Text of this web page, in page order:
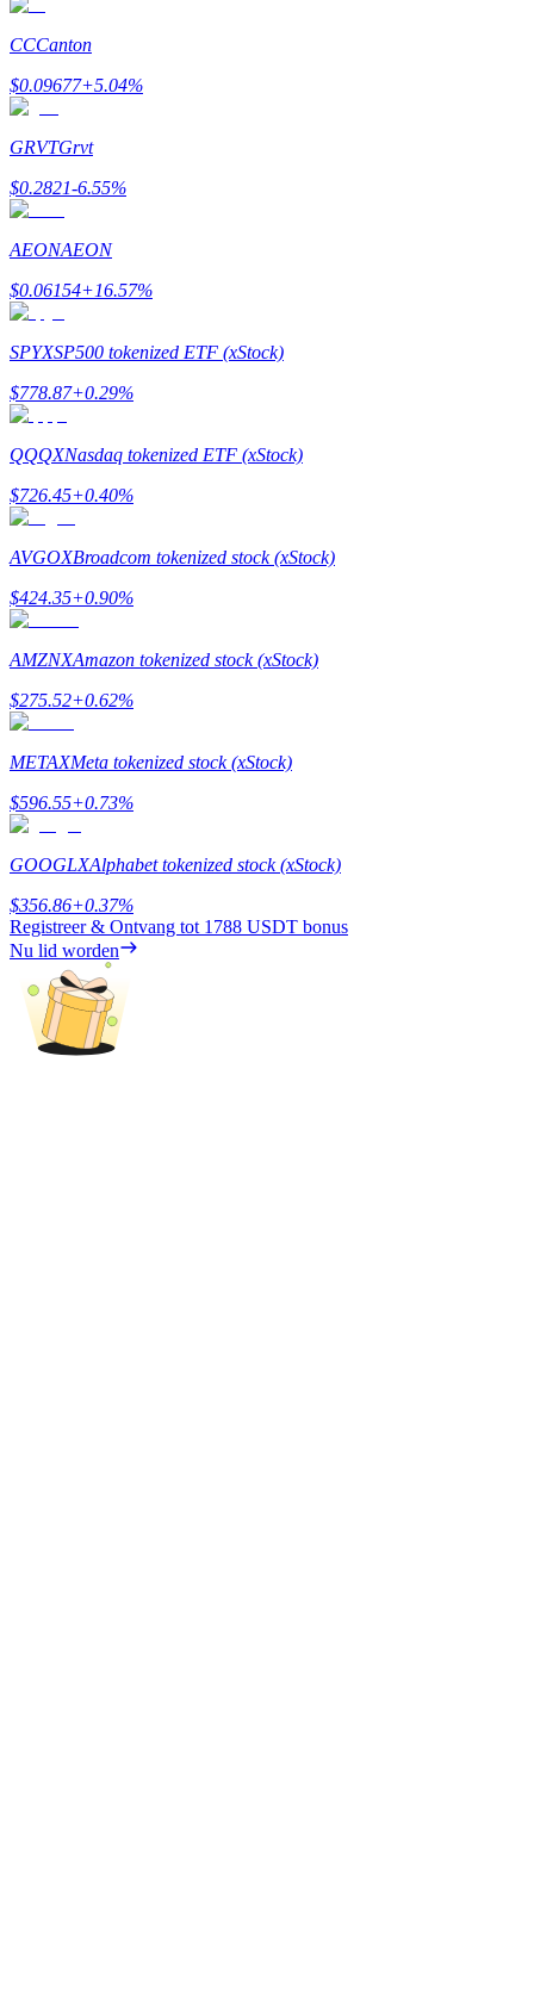
Doorverwijzing
Nodig een vriend uit om contante beloningen te ontvangen
BTC Welcome Rewards
BTC Welcome Rewards
Deposit & Trade BTC to Share 25000 USDT prize pool!
Deposit CASHCAT & Win
Share 500000 CASHCAT prize pool
Exclusive for BitMart Users
Register & Trade to Win 500,000 USDT
Precious Metals Trading Carnival
CCCanton
$0.09677+5.04%
GRVTGrvt
$0.2821-6.55%
AEONAEON
$0.06154+16.57%
SPYXSP500 tokenized ETF (xStock)
$778.87+0.29%
QQQXNasdaq tokenized ETF (xStock)
$726.45+0.40%
AVGOXBroadcom tokenized stock (xStock)
$424.35+0.90%
AMZNXAmazon tokenized stock (xStock)
$275.52+0.62%
METAXMeta tokenized stock (xStock)
$596.55+0.73%
GOOGLXAlphabet tokenized stock (xStock)
$356.86+0.37%
Registreer & Ontvang tot 1788 USDT bonus
Nu lid worden